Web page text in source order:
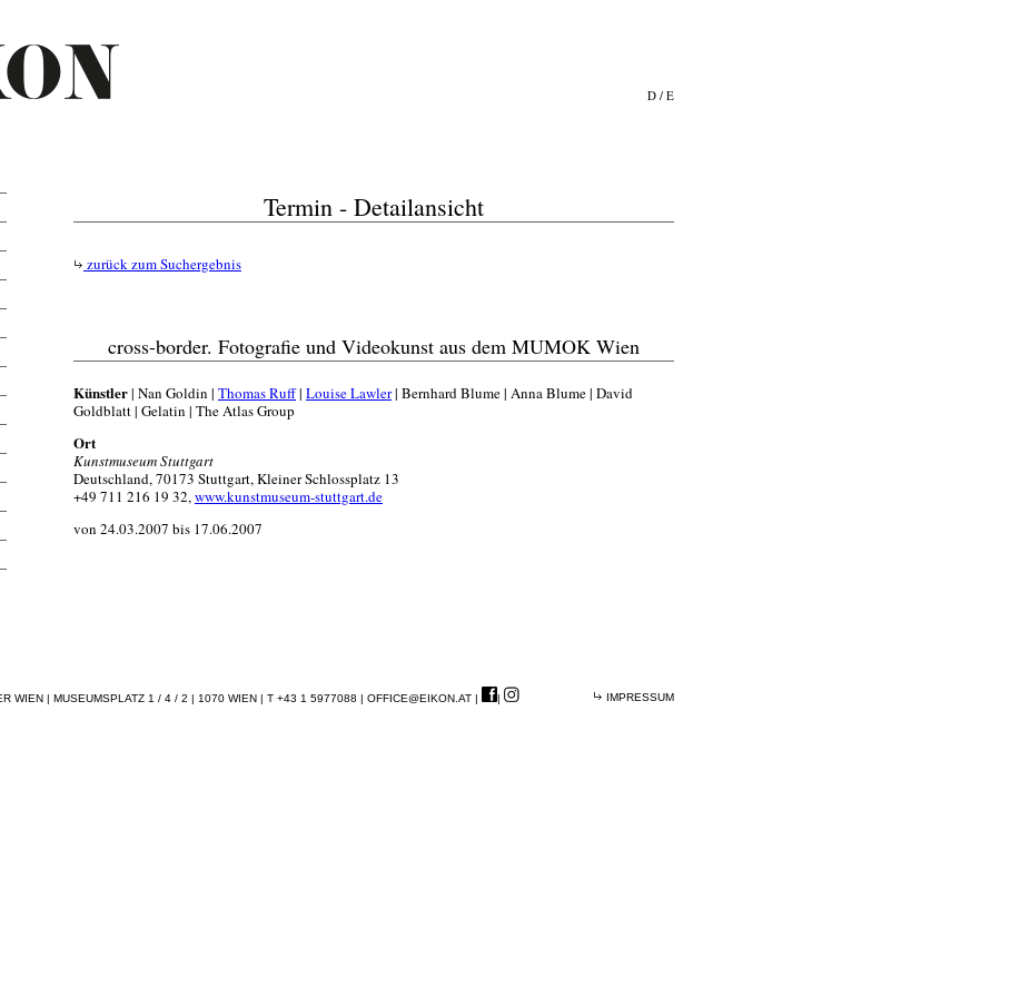
D / E
Termin - Detailansicht
zurück zum Suchergebnis
cross-border. Fotografie und Videokunst aus dem MUMOK Wien
Künstler| Nan Goldin | Thomas Ruff| Louise Lawler| Bernhard Blume | Anna Blume | David
Goldblatt | Gelatin | The Atlas Group
Ort
Kunstmuseum Stuttgart
Deutschland, 70173 Stuttgart, Kleiner Schlossplatz 13
+49 711 216 19 32,www.kunstmuseum-stuttgart.de
von 24.03.2007 bis 17.06.2007
WIEN | MUSEUMSPLATZ 1 / 4 / 2 | 1070 WIEN | T +43 1 5977088 | OFFICE@EIKON.AT | | IMPRESSUM